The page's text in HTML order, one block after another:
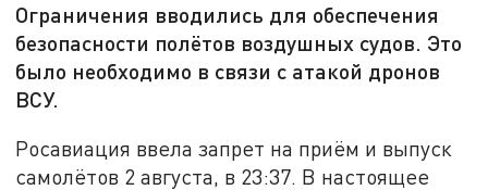
Ограничения вводились для обеспечения
безопасности полётов воздушных судов. Это
было необходимо в связи с атакой дронов
ВСУ.
Росавиация ввела запрет на приём и выпуск
самолётов 2 августа, в 23:37. В настоящее